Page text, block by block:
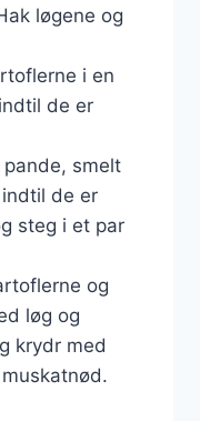
løgene og
i en
de er
pande, smelt
de er
steg i et par
og
løg og
krydr med